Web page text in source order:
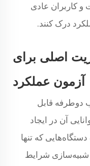
کاربران عادی
درک کنند.
اصلی برای
آزمون عملکرد
دوطرفه قابل
آن در ایجاد
که تنها
شبیه‌سازی شرایط